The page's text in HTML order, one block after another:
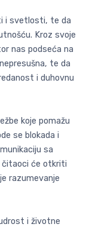
i svetlosti, te da
Kroz svoje
nas podseća na
te da
i duhovnu
koje pomažu
se blokada i
sa
čitaoci će otkriti
razumevanje
i životne